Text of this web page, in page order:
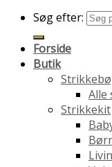
Søg efter:
Forside
Butik
Alle
Strikkekit